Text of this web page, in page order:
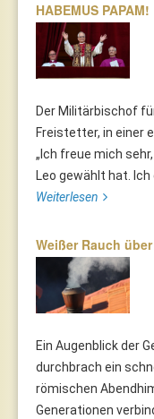
HABEMUS PAPAM!
Der Militärbischof
Freistetter, in einer
„Ich freue mich
Leo gewählt hat. Ich
Weiterlesen
Weißer Rauch
Ein Augenblick der
durchbrach ein
römischen
Generationen